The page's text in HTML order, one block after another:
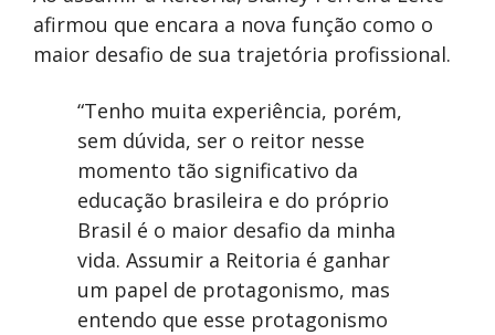
afirmou que encara a nova função como o
maior desafio de sua trajetória profissional.
“Tenho muita experiência, porém,
sem dúvida, ser o reitor nesse
momento tão significativo da
educação brasileira e do próprio
Brasil é o maior desafio da minha
vida. Assumir a Reitoria é ganhar
um papel de protagonismo, mas
entendo que esse protagonismo